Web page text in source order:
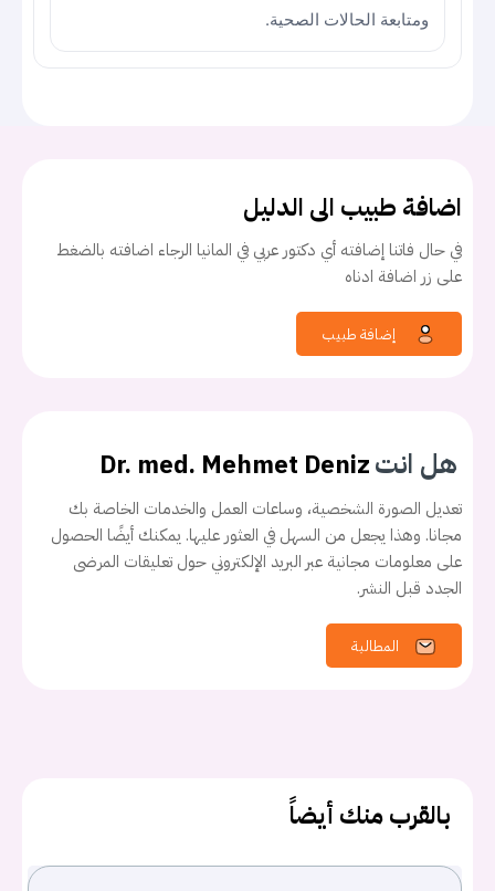
ومتابعة الحالات الصحية.
اضافة طبيب الى الدليل
في حال فاتنا إضافته أي دكتور عربي في المانيا الرجاء اضافته بالضغط
على زر اضافة ادناه
هل انتDr. med. Mehmet Deniz
تعديل الصورة الشخصية، وساعات العمل والخدمات الخاصة بك
مجانا. وهذا يجعل من السهل في العثور عليها. يمكنك أيضًا الحصول
على معلومات مجانية عبر البريد الإلكتروني حول تعليقات المرضى
الجدد قبل النشر.
المطالبة
بالقرب منك أيضاً